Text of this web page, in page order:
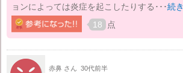
ョンによっては炎症を起こしたりする･･･続
18 点
赤鼻 さん 30代前半